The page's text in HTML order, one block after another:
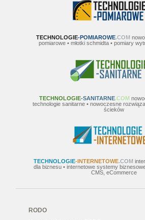
TECHNOLOGIE-POMIAROWE.COM
pomiarowe • młotki schmidta • pomiary
TECHNOLOGIE-SANITARNE.COM
technologie sanitarne • nowoczesne
ścieków
TECHNOLOGIE-INTERNETOWE.COM
dla biznesu • internetowe systemy
CMS, eCommerce
RODO